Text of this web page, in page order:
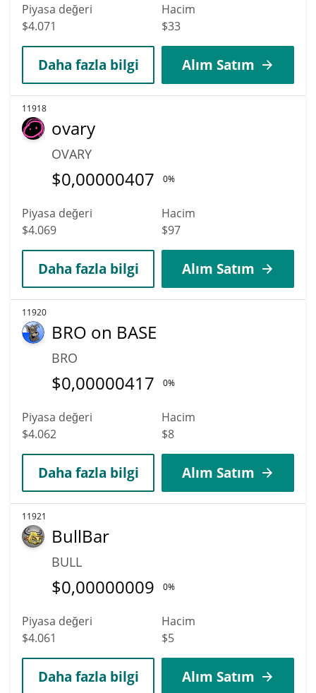
Piyasa değeri
$4.071
Hacim
$33
Daha fazla bilgi Alım Satım
11918
ovary
OVARY
$0,00000407 0%
Piyasa değeri
$4.069
Hacim
$97
Daha fazla bilgi Alım Satım
11920
BRO on BASE
BRO
$0,00000417 0%
Piyasa değeri
$4.062
Hacim
$8
Daha fazla bilgi Alım Satım
11921
BullBar
BULL
$0,00000009 0%
Piyasa değeri
$4.061
Hacim
$5
Daha fazla bilgi Alım Satım